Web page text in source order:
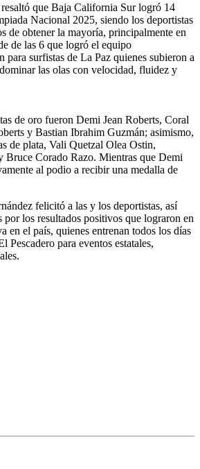
que Baja California Sur logró 14
Nacional 2025, siendo los deportistas
de obtener la mayoría, principalmente en
de las 6 que logró el equipo
para surfistas de La Paz quienes subieron a
las olas con velocidad, fluidez y
de oro fueron Demi Jean Roberts, Coral
y Bastian Ibrahim Guzmán; asimismo,
de plata, Vali Quetzal Olea Ostin,
Bruce Corado Razo. Mientras que Demi
al podio a recibir una medalla de
felicitó a las y los deportistas, así
por los resultados positivos que lograron en
en el país, quienes entrenan todos los días
Pescadero para eventos estatales,